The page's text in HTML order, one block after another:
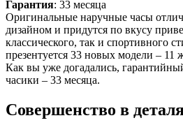
Гарантия: 33 месяца
Оригинальные наручные часы
дизайном и придутся по вкусу
классического, так и спортивного
презентуется 33 новых модели –
Как вы уже догадались,
часики – 33 месяца.
Совершенство в